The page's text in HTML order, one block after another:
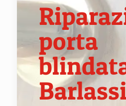
porta